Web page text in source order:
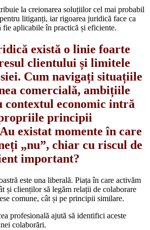
la creionarea soluțiilor cel mai probabil
litiganți, iar rigoarea juridică face ca
fie aplicabile în practică și eficiente.
există o linie foarte
clientului și limitele
Cum navigați situațiile
comercială, ambițiile
contextul economic intră
principii
existat momente în care
„nu”, chiar cu riscul de
important?
este una liberală. Piața în care activăm
și clienților să legăm relații de colaborare
comune, cât și pe principii similare.
profesională ajută să identifici aceste
colaborări.